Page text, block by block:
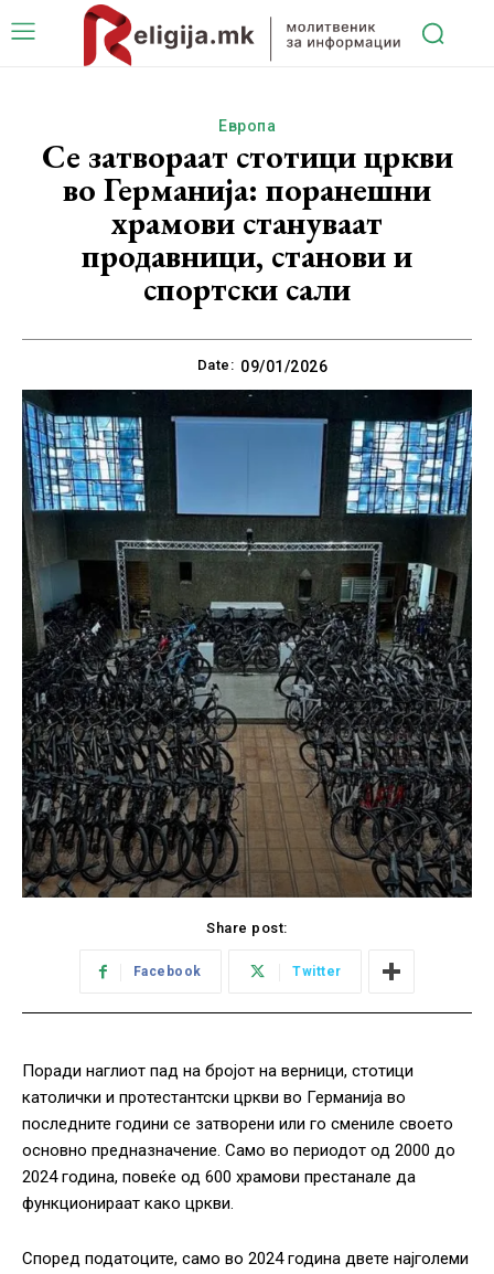
Европа
Се затвораат стотици цркви
во Германија: поранешни
храмови стануваат
продавници, станови и
спортски сали
Date: 09/01/2026
Share post:
Facebook Twitter
Поради наглиот пад на бројот на верници, стотици
католички и протестантски цркви во Германија во
последните години се затворени или го смениле своето
основно предназначение. Само во периодот од 2000 до
2024 година, повеќе од 600 храмови престанале да
функционираат како цркви.
Според податоците, само во 2024 година двете најголеми